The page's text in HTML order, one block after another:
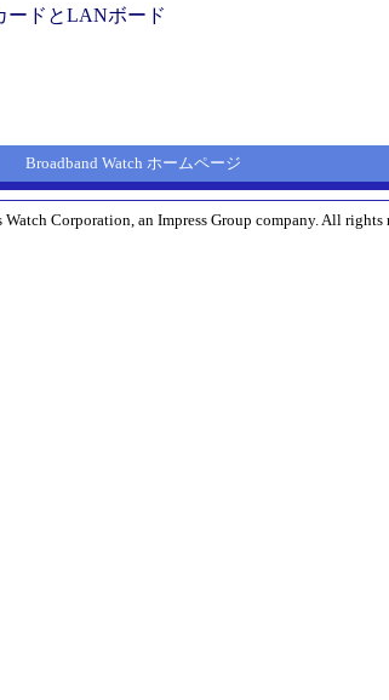
ードとLANボード
Broadband Watch ホームページ
Corporation, an Impress Group company. All rights